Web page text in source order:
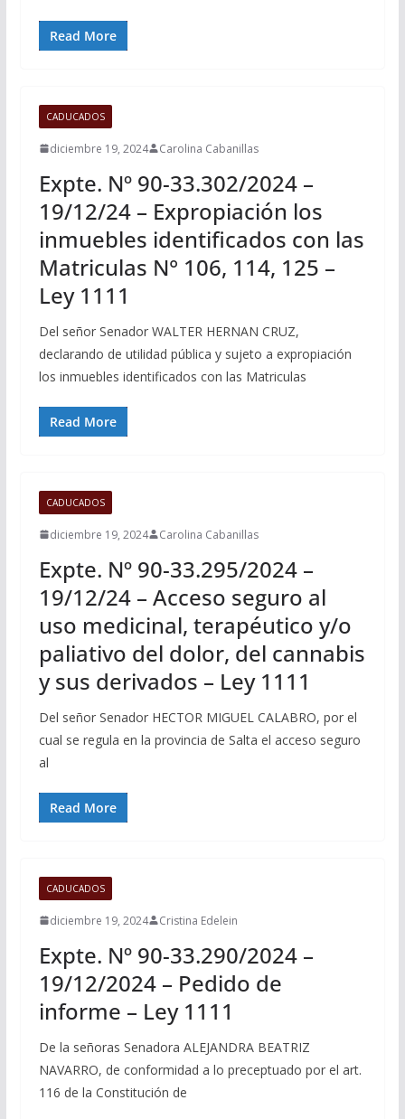
Read More
CADUCADOS
diciembre 19, 2024 Carolina Cabanillas
Expte. Nº 90-33.302/2024 –
19/12/24 – Expropiación los
inmuebles identificados con las
Matriculas N° 106, 114, 125 –
Ley 1111
Del señor Senador WALTER HERNAN CRUZ,
declarando de utilidad pública y sujeto a expropiación
los inmuebles identificados con las Matriculas
Read More
CADUCADOS
diciembre 19, 2024 Carolina Cabanillas
Expte. Nº 90-33.295/2024 –
19/12/24 – Acceso seguro al
uso medicinal, terapéutico y/o
paliativo del dolor, del cannabis
y sus derivados – Ley 1111
Del señor Senador HECTOR MIGUEL CALABRO, por el
cual se regula en la provincia de Salta el acceso seguro
al
Read More
CADUCADOS
diciembre 19, 2024 Cristina Edelein
Expte. Nº 90-33.290/2024 –
19/12/2024 – Pedido de
informe – Ley 1111
De la señoras Senadora ALEJANDRA BEATRIZ
NAVARRO, de conformidad a lo preceptuado por el art.
116 de la Constitución de